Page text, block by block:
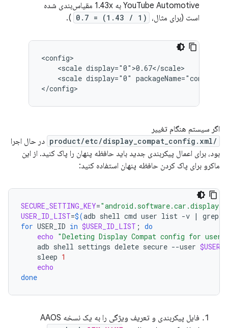
YouTube Automotive به 1.43x مقیاس‌بندی شده
است (برای مثال،
(1 / 1.43) = 0.7
).
<scale
<scale display="0"
اگر سیستم هنگام تغییر
/product/etc/display_compat_config.xml
در حال اجرا
بود، برای اعمال پیکربندی جدید باید حافظه پنهان را پاک کنید. از این
ماکرو برای پاک کردن حافظه پنهان استفاده کنید:
SECURE_SETTING_KEY=
USER_ID_LIST=$(adb shell cmd user list -v | grep
for USER_ID in $USER_ID_LIST ; do
echo "Deleting Display Compat config for
adb shell settings delete secure --user
sleep 1
echo
done
فایل پیکربندی و تعریف ویژگی را به یک نسخه AAOS